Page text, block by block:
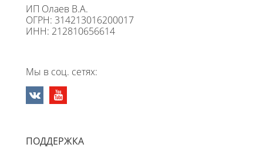
ИП Олаев В.А.
ОГРН: 314213016200017
ИНН: 212810656614
Мы в соц. сетях:
ПОДДЕРЖКА